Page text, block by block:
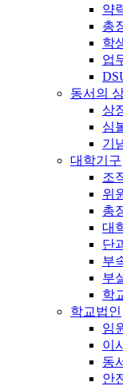
약
총
학
업
동서의
상
심
기
대학기구
조
위
총
대
단
부
부
학
학교법인
임
이
동
안